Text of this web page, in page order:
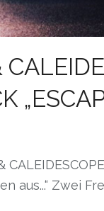
aus...“ Zwei